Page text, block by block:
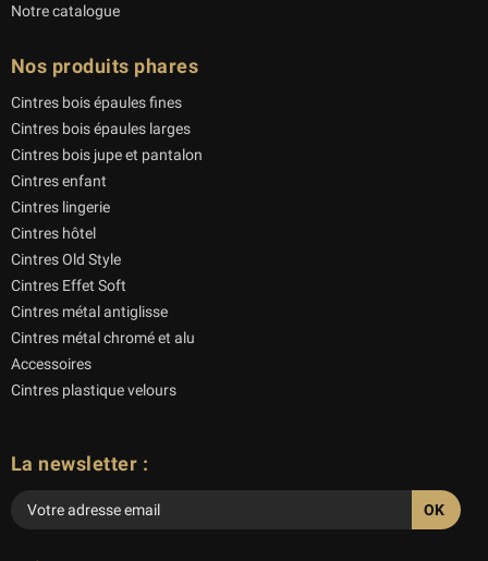
Notre catalogue
Nos produits phares
Cintres bois épaules fines
Cintres bois épaules larges
Cintres bois jupe et pantalon
Cintres enfant
Cintres lingerie
Cintres hôtel
Cintres Old Style
Cintres Effet Soft
Cintres métal antiglisse
Cintres métal chromé et alu
Accessoires
Cintres plastique velours
La newsletter :